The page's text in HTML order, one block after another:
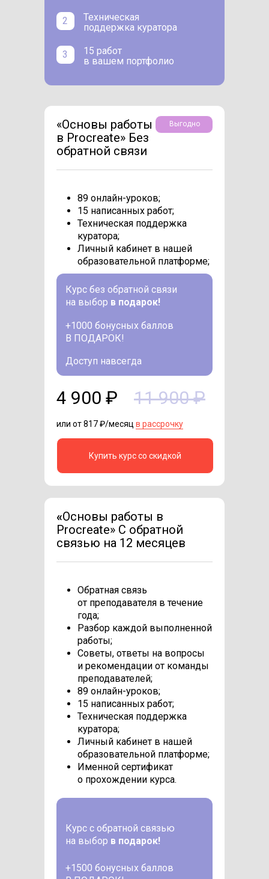
15 работ
в вашем портфолио
3
Техническая
поддержка куратора
2
или от 817 ₽/месяц в рассрочку
89 онлайн-уроков;
15 написанных работ;
Техническая поддержка
куратора;
Личный кабинет в нашей
образовательной платформе;
Выгодно
11 900 ₽
4 900 ₽
Купить курс со скидкой
«Основы работы
в Procreate» Без
обратной связи
Обратная связь
от преподавателя в течение
года;
Разбор каждой выполненной
работы;
Советы, ответы на вопросы
и рекомендации от команды
преподавателей;
89 онлайн-уроков;
15 написанных работ;
Техническая поддержка
куратора;
Личный кабинет в нашей
образовательной платформе;
Именной сертификат
о прохождении курса.
«Основы работы в
Procreate» С обратной
связью на 12 месяцев
+1500 бонусных баллов
Курс с обратной связью
на выбор в подарок!
Доступ навсегда
+1000 бонусных баллов
В ПОДАРОК!
Курс без обратной связи
на выбор в подарок!